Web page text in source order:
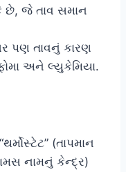
છે, જે તાવ સમાન
પણ તાવનું કારણ
અને લ્યુકેમિયા.
(તાપમાન
નામનું કેન્દ્ર)